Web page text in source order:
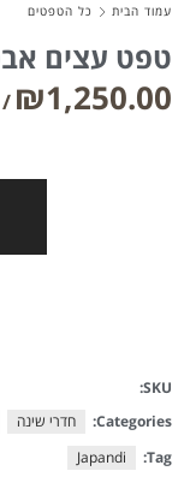
Forums
עמוד הבית כל הטפטים
טפט עצים
₪1,250.00
SKU:
Categories:
חדרי שינה
Tag:
Japandi